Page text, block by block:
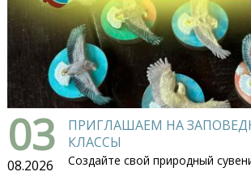
03
08.2026
ПРИГЛАШАЕМ НА
КЛАССЫ
Создайте свой природный